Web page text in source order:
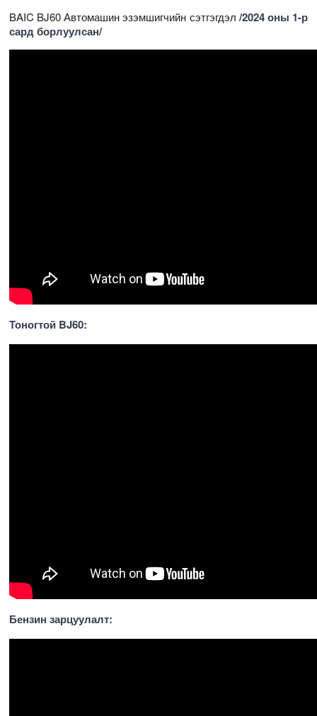
BAIC BJ60 Автомашин эзэмшигчийн сэтгэгдэл /2024 оны 1-р
сард борлуулсан/
Тоногтой BJ60:
Бензин зарцуулалт: